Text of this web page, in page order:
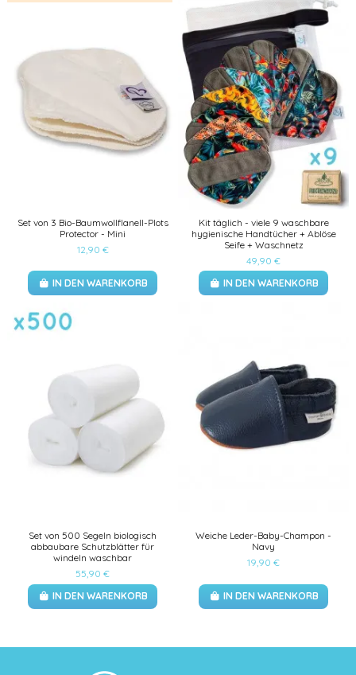
Set von 3 Bio-Baumwollflanell-Plots
Protector - Mini
12,90 €
IN DEN WARENKORB
Kit täglich - viele 9 waschbare
hygienische Handtücher + Ablöse
Seife + Waschnetz
49,90 €
IN DEN WARENKORB
Set von 500 Segeln biologisch
abbaubare Schutzblätter für
windeln waschbar
55,90 €
IN DEN WARENKORB
Weiche Leder-Baby-Champon -
Navy
19,90 €
IN DEN WARENKORB